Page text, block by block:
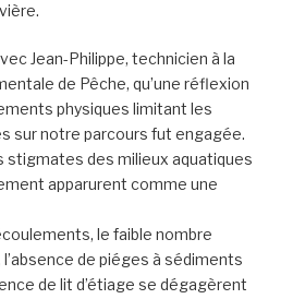
Jean-Philippe, technicien à la
de Pêche, qu’une réflexion
physiques limitant les
sur notre parcours fut engagée.
stigmates des milieux aquatiques
apparurent comme une
le faible nombre
de piéges à sédiments
de lit d’étiage se dégagèrent